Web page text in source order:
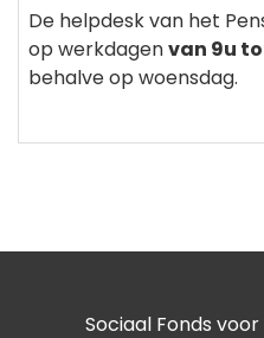
De helpdesk van het
op werkdagenvan 9u
behalve op woensdag.
Sociaal Fonds